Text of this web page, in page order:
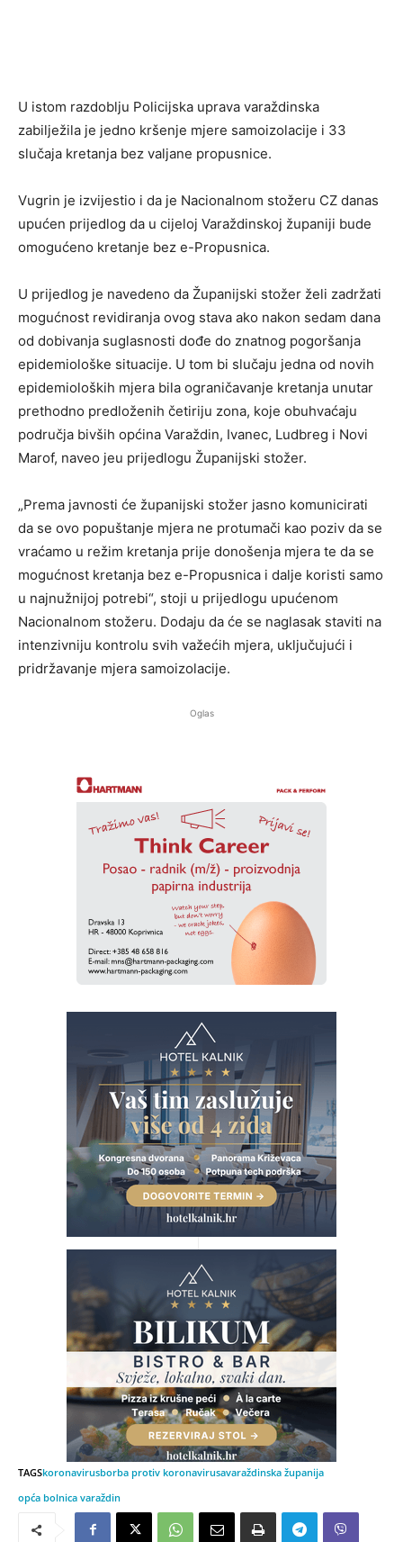
U istom razdoblju Policijska uprava varaždinska
zabilježila je jedno kršenje mjere samoizolacije i 33
slučaja kretanja bez valjane propusnice.
Vugrin je izvijestio i da je Nacionalnom stožeru CZ danas
upućen prijedlog da u cijeloj Varaždinskoj županiji bude
omogućeno kretanje bez e-Propusnica.
U prijedlog je navedeno da Županijski stožer želi zadržati
mogućnost revidiranja ovog stava ako nakon sedam dana
od dobivanja suglasnosti dođe do znatnog pogoršanja
epidemiološke situacije. U tom bi slučaju jedna od novih
epidemioloških mjera bila ograničavanje kretanja unutar
prethodno predloženih četiriju zona, koje obuhvaćaju
područja bivših općina Varaždin, Ivanec, Ludbreg i Novi
Marof, naveo jeu prijedlogu Županijski stožer.
„Prema javnosti će županijski stožer jasno komunicirati
da se ovo popuštanje mjera ne protumači kao poziv da se
vraćamo u režim kretanja prije donošenja mjera te da se
mogućnost kretanja bez e-Propusnica i dalje koristi samo
u najnužnijoj potrebi“, stoji u prijedlogu upućenom
Nacionalnom stožeru. Dodaju da će se naglasak staviti na
intenzivniju kontrolu svih važećih mjera, uključujući i
pridržavanje mjera samoizolacije.
Oglas
TAGSkoronavirusborba protiv koronavirusavaraždinska županija
opća bolnica varaždin